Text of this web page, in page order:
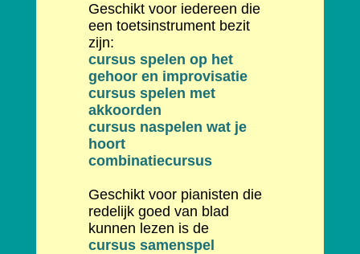
Geschikt voor iedereen die
een toetsinstrument bezit
zijn:
cursus spelen op het
gehoor en improvisatie
cursus spelen met
akkoorden
cursus naspelen wat je
hoort
combinatiecursus
Geschikt voor pianisten die
redelijk goed van blad
kunnen lezen is de
cursus samenspel